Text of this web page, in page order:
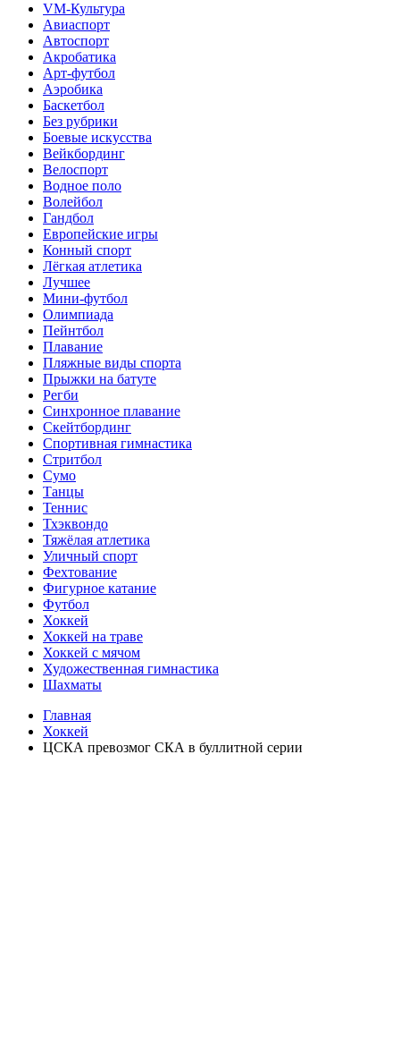
VM-Культура
Авиаспорт
Автоспорт
Акробатика
Арт-футбол
Аэробика
Баскетбол
Без рубрики
Боевые искусства
Вейкбординг
Велоспорт
Водное поло
Волейбол
Гандбол
Европейские игры
Конный спорт
Лёгкая атлетика
Лучшее
Мини-футбол
Олимпиада
Пейнтбол
Плавание
Пляжные виды спорта
Прыжки на батуте
Регби
Синхронное плавание
Скейтбординг
Спортивная гимнастика
Стритбол
Сумо
Танцы
Теннис
Тхэквондо
Тяжёлая атлетика
Уличный спорт
Фехтование
Фигурное катание
Футбол
Хоккей
Хоккей на траве
Хоккей с мячом
Художественная гимнастика
Шахматы
Главная
Хоккей
ЦСКА превозмог СКА в буллитной серии